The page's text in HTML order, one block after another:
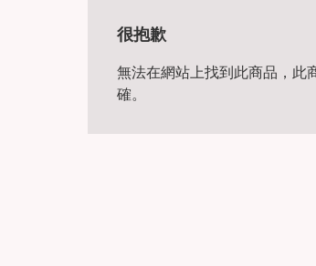
很抱歉
無法在網站上找到此商品，此
確。